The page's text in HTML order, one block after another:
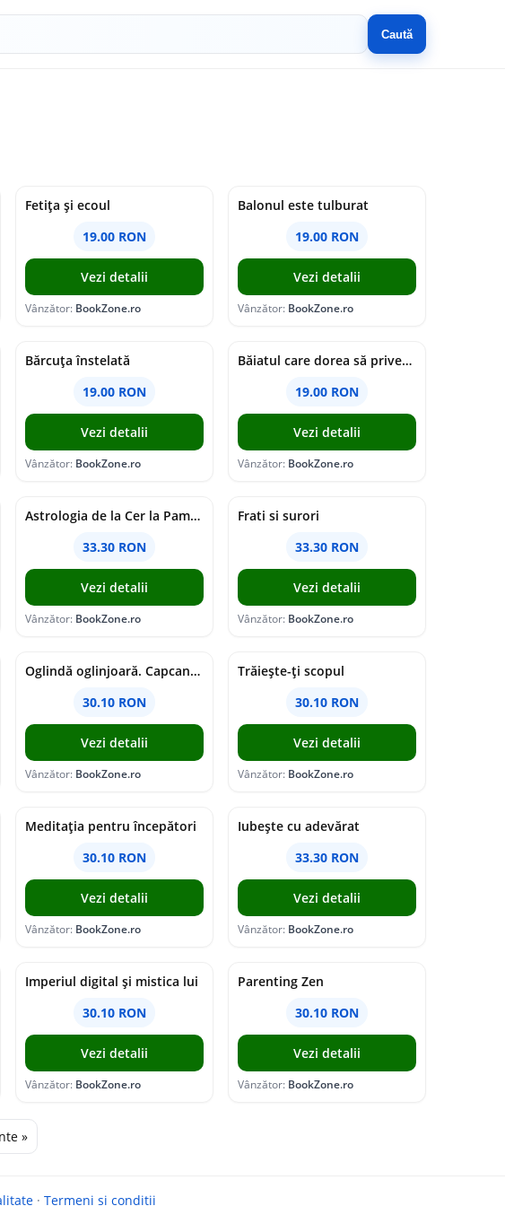
Caută
Fetița și ecoul
19.00 RON
Vezi detalii
Vânzător: BookZone.ro
Balonul este tulburat
19.00 RON
Vezi detalii
Vânzător: BookZone.ro
Bărcuța înstelată
19.00 RON
Vezi detalii
Vânzător: BookZone.ro
Băiatul care dorea să privească soarele
19.00 RON
Vezi detalii
Vânzător: BookZone.ro
Astrologia de la Cer la Pamant
33.30 RON
Vezi detalii
Vânzător: BookZone.ro
Frati si surori
33.30 RON
Vezi detalii
Vânzător: BookZone.ro
Oglindă oglinjoară. Capcanele frumuseții
30.10 RON
Vezi detalii
Vânzător: BookZone.ro
Trăiește-ți scopul
30.10 RON
Vezi detalii
Vânzător: BookZone.ro
Meditația pentru începători
30.10 RON
Vezi detalii
Vânzător: BookZone.ro
Iubește cu adevărat
33.30 RON
Vezi detalii
Vânzător: BookZone.ro
Imperiul digital şi mistica lui
30.10 RON
Vezi detalii
Vânzător: BookZone.ro
Parenting Zen
30.10 RON
Vezi detalii
Vânzător: BookZone.ro
»
· Termeni si conditii